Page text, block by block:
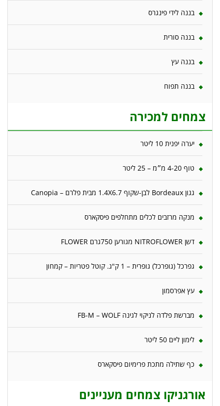
בננה לידי פינגרס
בננה סורית
בננה עץ
בננה תפוח
צמחים למכירה
יערה יפנית 10 ליטר
טוף 4-20 מ״מ – 25 ליטר
גגון Bordeaux לבן-שקוף 1.4X6.7 מבית פלרם – Canopia
מנקה מרזבים לכלים מתחלפים פיסקארס
דשן NITROFLOWER מגורען 750גרם FLOWER
גפרכל (גופרכל) גופרית – 1 ק"ג. קוטל פטריות – קמחון
עץ אפרסמון
מברשת פלדה לניקוי לגינה FB-M – WOLF
לימון ליים 50 ליטר
כף שתילה מתכת פרימיום פיסקארס
אורגניקו צמחים מעניינים